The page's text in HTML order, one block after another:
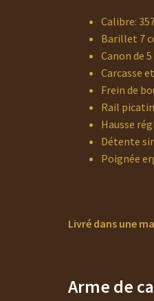
Calibre:
Barillet 7
Canon de
Carcasse
Frein de
Rail
Hausse
Détente
Poignée
Livré dans une
Arme de